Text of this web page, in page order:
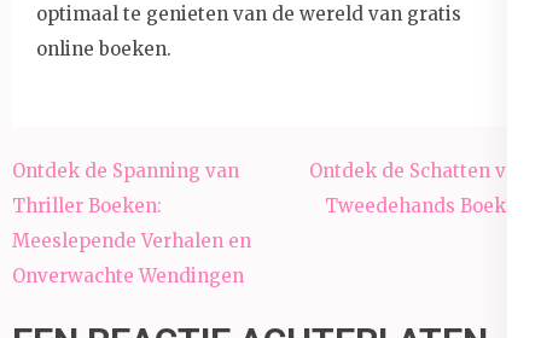
optimaal te genieten van de wereld van gratis
online boeken.
Berichtnavigatie
Ontdek de Spanning van
Thriller Boeken:
Meeslepende Verhalen en
Onverwachte Wendingen
Ontdek de Schatten van
Tweedehands Boeken